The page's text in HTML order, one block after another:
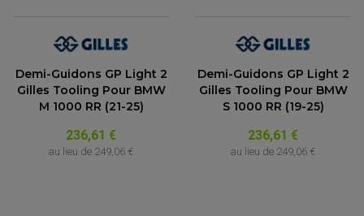
Demi-Guidons GP Light 2
Gilles Tooling Pour BMW
M 1000 RR (21-25)
236,61 €
au lieu de 249,06 €
Demi-Guidons GP Light 2
Gilles Tooling Pour BMW
S 1000 RR (19-25)
236,61 €
au lieu de 249,06 €